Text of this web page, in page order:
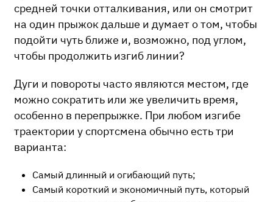
средней точки отталкивания, или он смотрит
на один прыжок дальше и думает о том, чтобы
подойти чуть ближе и, возможно, под углом,
чтобы продолжить изгиб линии?
Дуги и повороты часто являются местом, где
можно сократить или же увеличить время,
особенно в перепрыжке. При любом изгибе
траектории у спортсмена обычно есть три
варианта:
Самый длинный и огибающий путь;
Самый короткий и экономичный путь, который